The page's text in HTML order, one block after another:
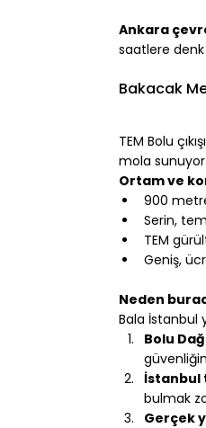
Ankara
saatlere denk
Bakacak
TEM Bolu
mola sunuyor.
Ortam ve
900
Serin,
TEM
Geniş,
Neden
Bala İstanbul
Bolu
İstanbul
bulmak
Gerçek